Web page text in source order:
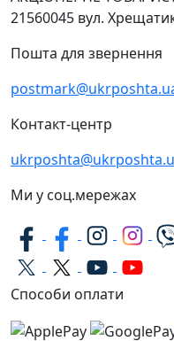
21560045 вул.
Пошта для звернення
Контакт-центр
Ми у соц.мережах
Способи оплати